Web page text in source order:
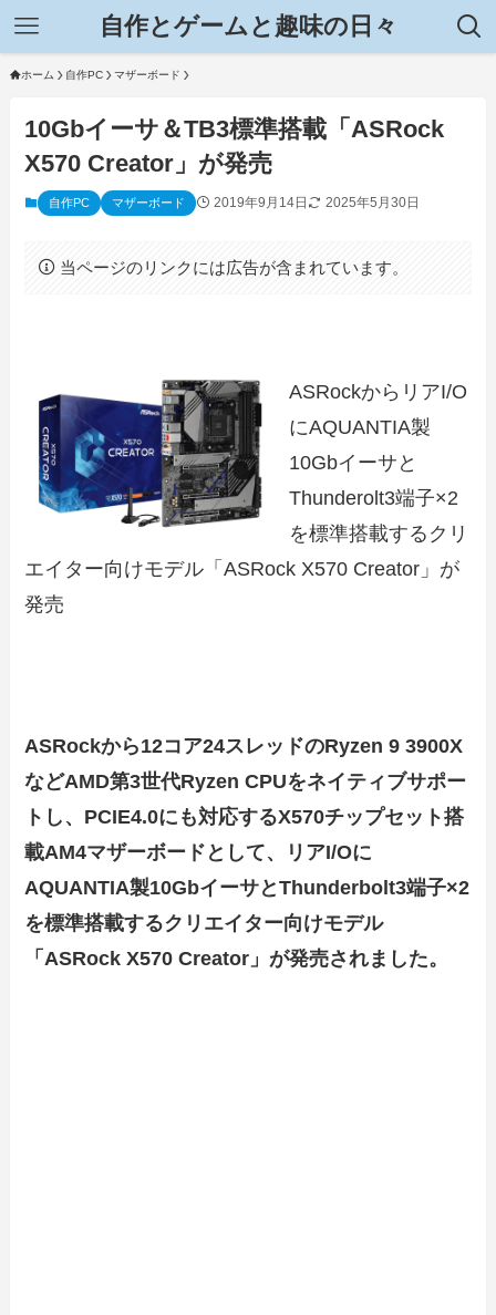
自作とゲームと趣味の日々
ホーム 自作PC マザーボード
10Gbイーサ＆TB3標準搭載「ASRock
X570 Creator」が発売
自作PC マザーボード 2019年9月14日 2025年5月30日
当ページのリンクには広告が含まれています。
ASRockからリアI/O
にAQUANTIA製
10Gbイーサと
Thunderolt3端子×2
を標準搭載するクリ
エイター向けモデル「ASRock X570 Creator」が
発売
ASRockから12コア24スレッドのRyzen 9 3900X
などAMD第3世代Ryzen CPUをネイティブサポー
トし、PCIE4.0にも対応するX570チップセット搭
載AM4マザーボードとして、
リアI/Oに
AQUANTIA製10GbイーサとThunderbolt3端子×2
を標準搭載するクリエイター向けモデル
「ASRock X570 Creator」が発売されました。